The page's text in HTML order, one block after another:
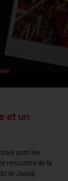
et un
sont les
rencontre de la
et Jacob